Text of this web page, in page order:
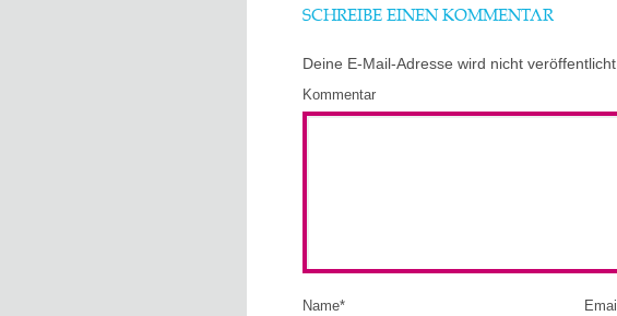
SCHREIBE EINEN KOMMENTAR
Deine E-Mail-Adresse wird nicht veröffentlicht.
Kommentar
Name* Email